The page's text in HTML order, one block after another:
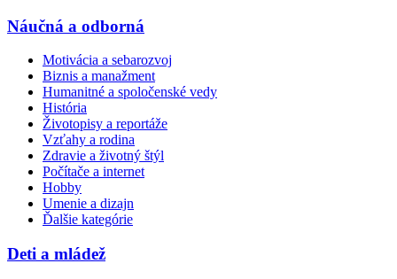
Náučná a odborná
Motivácia a sebarozvoj
Biznis a manažment
Humanitné a spoločenské vedy
História
Životopisy a reportáže
Vzťahy a rodina
Zdravie a životný štýl
Počítače a internet
Hobby
Umenie a dizajn
Ďalšie kategórie
Deti a mládež